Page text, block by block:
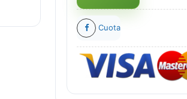
Cuota